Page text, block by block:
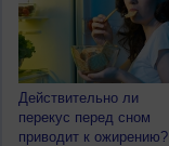
Действительно ли
перекус перед сном
приводит к ожирению?